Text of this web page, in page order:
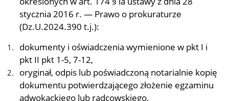
stycznia 2016 r. — Prawo o prokuraturze
(Dz.U.2024.390 t.j.):
dokumenty i oświadczenia wymienione w pkt I i
pkt II pkt 1-5, 7-12,
oryginał, odpis lub poświadczoną notarialnie kopię
dokumentu potwierdzającego złożenie egzaminu
adwokackiego lub radcowskiego,